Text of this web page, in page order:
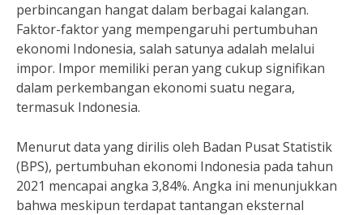
perbincangan hangat dalam berbagai kalangan.
Faktor-faktor yang mempengaruhi pertumbuhan
ekonomi Indonesia, salah satunya adalah melalui
impor. Impor memiliki peran yang cukup signifikan
dalam perkembangan ekonomi suatu negara,
termasuk Indonesia.
Menurut data yang dirilis oleh Badan Pusat Statistik
(BPS), pertumbuhan ekonomi Indonesia pada tahun
2021 mencapai angka 3,84%. Angka ini menunjukkan
bahwa meskipun terdapat tantangan eksternal